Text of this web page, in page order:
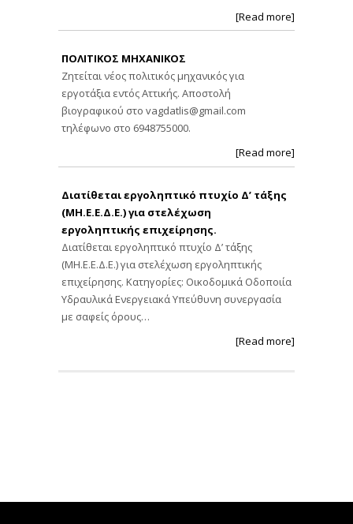
[Read more]
ΠΟΛΙΤΙΚΟΣ ΜΗΧΑΝΙΚΟΣ
Ζητείται νέος πολιτικός μηχανικός για
εργοτάξια εντός Αττικής. Αποστολή
βιογραφικού στο vagdatlis@gmail.com
τηλέφωνο στο 6948755000.
[Read more]
Διατίθεται εργοληπτικό πτυχίο Δ’ τάξης
(ΜΗ.Ε.Ε.Δ.Ε.) για στελέχωση
εργοληπτικής επιχείρησης.
Διατίθεται εργοληπτικό πτυχίο Δ’ τάξης
(ΜΗ.Ε.Ε.Δ.Ε.) για στελέχωση εργοληπτικής
επιχείρησης. Κατηγορίες: Οικοδομικά Οδοποιία
Υδραυλικά Ενεργειακά Υπεύθυνη συνεργασία
με σαφείς όρους…
[Read more]